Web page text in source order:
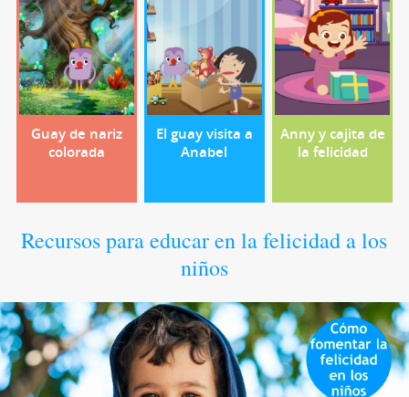
Guay de nariz
colorada
El guay visita a
Anabel
Anny y cajita de
la felicidad
Recursos para educar en la felicidad a los
niños